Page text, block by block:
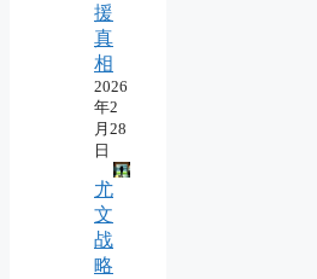
援
真
相
2026
年2
月28
日
尤
文
战
略